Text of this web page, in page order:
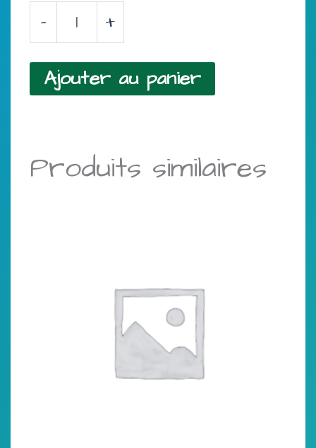
-
quantité
de
Confiture
de
bio-
+
Ajouter au panier
Produits similaires